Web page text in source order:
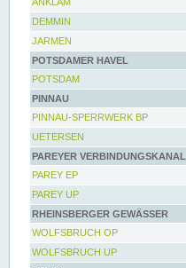
DEMMIN
JARMEN
POTSDAMER HAVEL
POTSDAM
PINNAU
PINNAU-SPERRWERK BP
UETERSEN
PAREYER VERBINDUNGSKANAL
PAREY EP
PAREY UP
RHEINSBERGER GEWÄSSER
WOLFSBRUCH OP
WOLFSBRUCH UP